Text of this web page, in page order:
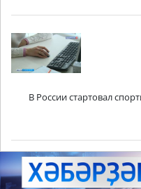
В России стартовал